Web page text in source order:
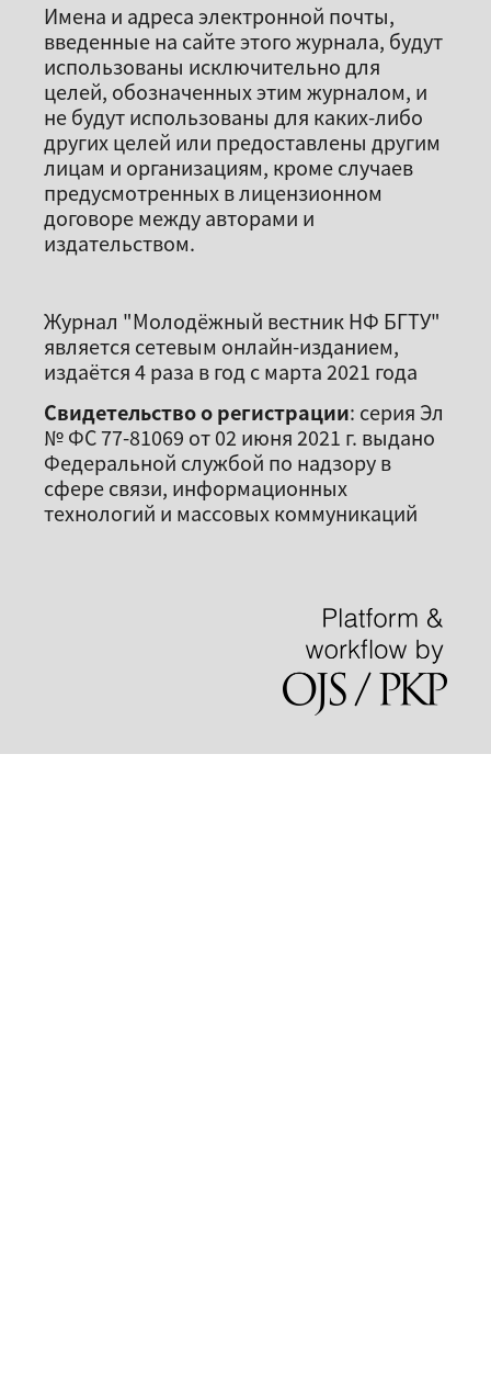
Имена и адреса электронной почты,
введенные на сайте этого журнала, будут
использованы исключительно для
целей, обозначенных этим журналом, и
не будут использованы для каких-либо
других целей или предоставлены другим
лицам и организациям, кроме случаев
предусмотренных в лицензионном
договоре между авторами и
издательством.
Журнал "Молодёжный вестник НФ БГТУ"
является сетевым онлайн-изданием,
издаётся 4 раза в год с марта 2021 года
Свидетельство о регистрации: серия Эл
№ ФС 77-81069 от 02 июня 2021 г. выдано
Федеральной службой по надзору в
сфере связи, информационных
технологий и массовых коммуникаций